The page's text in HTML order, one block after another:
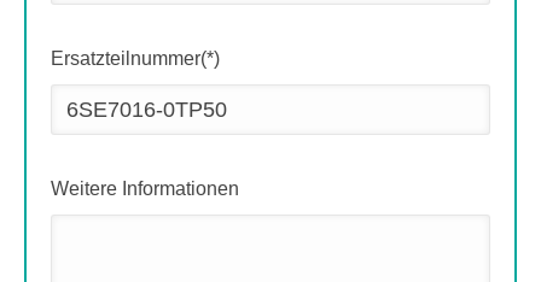
Ersatzteilnummer(*)
Weitere Informationen